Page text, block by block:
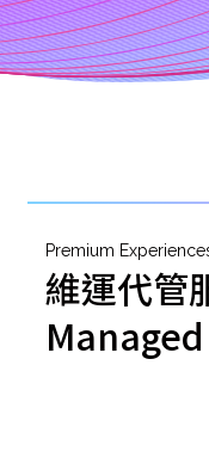
Premium
維運代管